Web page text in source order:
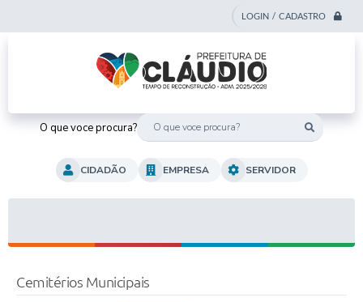
LOGIN / CADASTRO
O que voce procura?
CIDADÃO EMPRESA SERVIDOR
Cemitérios Municipais